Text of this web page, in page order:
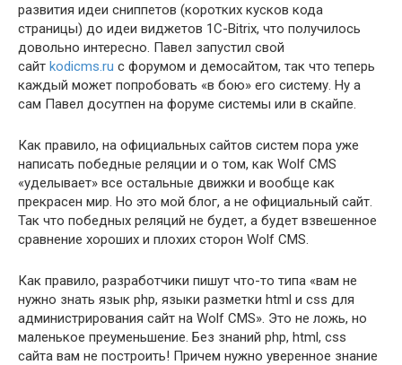
развития идеи сниппетов (коротких кусков кода
страницы) до идеи виджетов 1С-Bitrix, что получилось
довольно интересно. Павел запустил свой
сайт kodicms.ru с форумом и демосайтом, так что теперь
каждый может попробовать «в бою» его систему. Ну а
сам Павел досутпен на форуме системы или в скайпе.
Как правило, на официальных сайтов систем пора уже
написать победные реляции и о том, как Wolf CMS
«уделывает» все остальные движки и вообще как
прекрасен мир. Но это мой блог, а не официальный сайт.
Так что победных реляций не будет, а будет взвешенное
сравнение хороших и плохих сторон Wolf CMS.
Как правило, разработчики пишут что-то типа «вам не
нужно знать язык php, языки разметки html и css для
администрирования сайт на Wolf CMS». Это не ложь, но
маленькое преуменьшение. Без знаний php, html, css
сайта вам не построить! Причем нужно уверенное знание